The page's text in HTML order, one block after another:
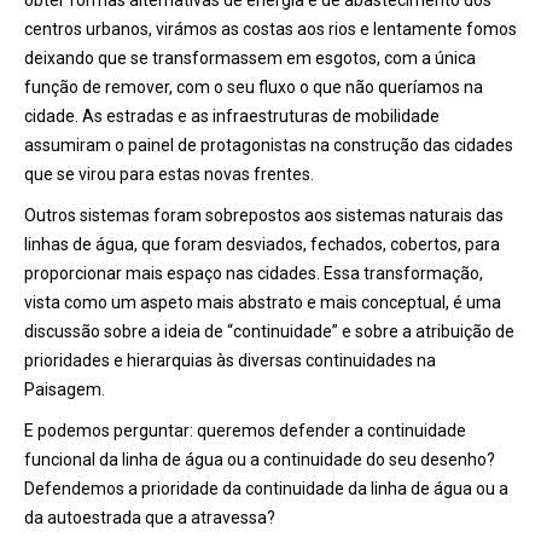
centros urbanos, virámos as costas aos rios e lentamente fomos
deixando que se transformassem em esgotos, com a única
função de remover, com o seu fluxo o que não queríamos na
cidade. As estradas e as infraestruturas de mobilidade
assumiram o painel de protagonistas na construção das cidades
que se virou para estas novas frentes.
Outros sistemas foram sobrepostos aos sistemas naturais das
linhas de água, que foram desviados, fechados, cobertos, para
proporcionar mais espaço nas cidades. Essa transformação,
vista como um aspeto mais abstrato e mais conceptual, é uma
discussão sobre a ideia de “continuidade” e sobre a atribuição de
prioridades e hierarquias às diversas continuidades na
Paisagem.
E podemos perguntar: queremos defender a continuidade
funcional da linha de água ou a continuidade do seu desenho?
Defendemos a prioridade da continuidade da linha de água ou a
da autoestrada que a atravessa?